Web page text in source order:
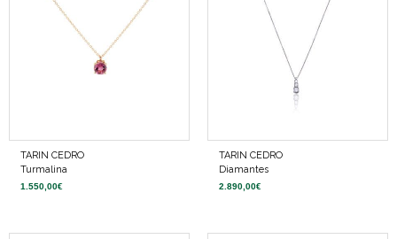
TARIN CEDRO
Turmalina
1.550,00€
TARIN CEDRO
Diamantes
2.890,00€